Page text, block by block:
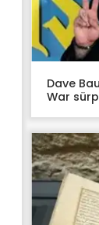
Dave
War